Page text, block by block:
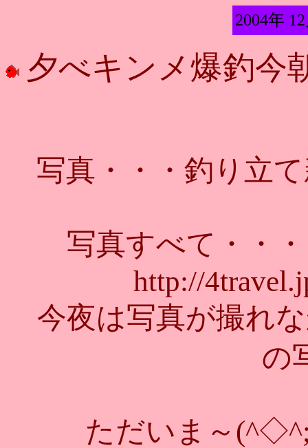
2004年
夕べキンメ爆釣今
写真・・・釣り立
写真すべて・・
http://
今夜は写真が撮れ
の
ただいま～